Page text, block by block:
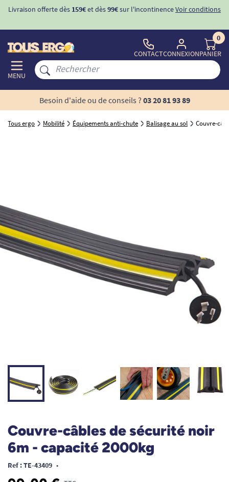
Livraison offerte dès 159€et dès99€sur l'incontinenceVoir conditions
MENU
CONTACTCONNEXION
0
PANIER
Besoin d'aide ou de conseils ? 03 20 81 93 89
Tous ergo Mobilité Équipements anti-chute Balisage au sol Couvre-
Couvre-câbles de sécurité noir
6m - capacité 2000kg
Ref : TE-43409 •